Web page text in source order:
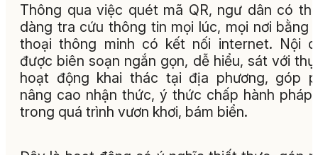
Thông qua việc quét mã QR, ngư dân có
dàng tra cứu thông tin mọi lúc, mọi nơi bằng
thoại thông minh có kết nối internet. Nội
được biên soạn ngắn gọn, dễ hiểu, sát với
hoạt động khai thác tại địa phương, góp
nâng cao nhận thức, ý thức chấp hành pháp
trong quá trình vươn khơi, bám biển.